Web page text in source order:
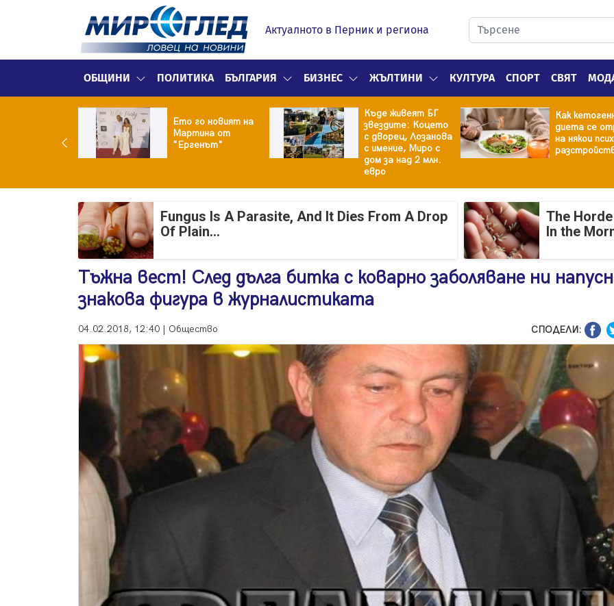
Актуалното в Перник и региона
ОБЩИНИ ПОЛИТИКА БЪЛГАРИЯ БИЗНЕС ЖЪЛТИНИ КУЛТУРА СПОРТ СВЯТ
Ето го новият на
Мартина от
"Ергенът"
Къде живеят БГ
звездите: Коцето
с дворец, Лозанова
с имение, Миро с
дом за над 2 млн.
евро
Как
диета се
на някои
Fungus Is A Parasite, And It Dies From A Drop
Of Plain...
The
In the
Тъжна вест! След дълга битка с коварно заболяване ни
знакова фигура в журналистиката
04.02.2018, 12:40 | Общество СПОДЕЛИ: